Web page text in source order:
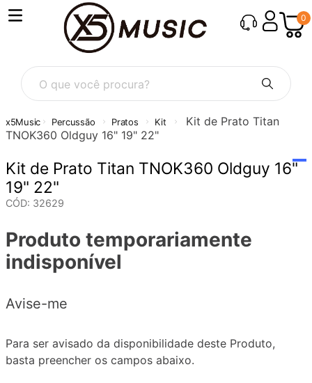
0
O que você procura?
Percussão Pratos Kit
Kit de Prato Titan
TNOK360 Oldguy 16" 19" 22"
Kit de Prato Titan TNOK360 Oldguy 16"
19" 22"
CÓD: 32629
Produto temporariamente
indisponível
Avise-me
Para ser avisado da disponibilidade deste Produto,
basta preencher os campos abaixo.